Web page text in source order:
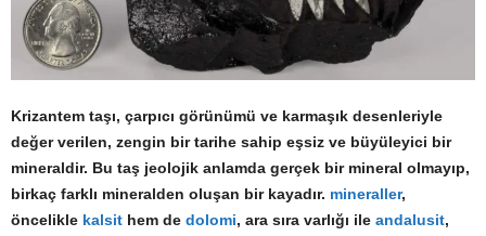
Krizantem taşı, çarpıcı görünümü ve karmaşık desenleriyle
değer verilen, zengin bir tarihe sahip eşsiz ve büyüleyici bir
mineraldir. Bu taş jeolojik anlamda gerçek bir mineral olmayıp,
birkaç farklı mineralden oluşan bir kayadır. mineraller,
öncelikle kalsit hem de dolomi, ara sıra varlığı ile andalusit,